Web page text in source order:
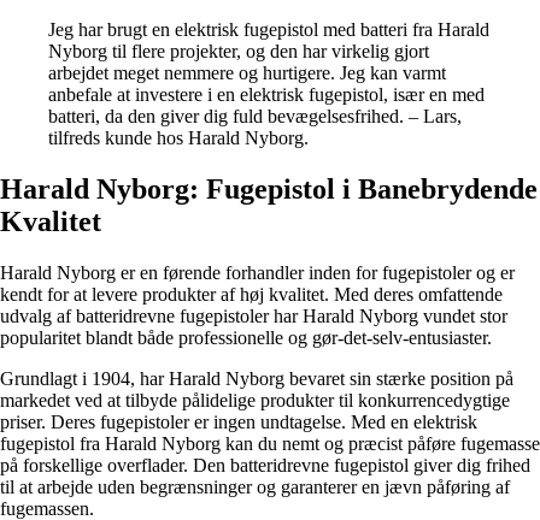
Jeg har brugt en elektrisk fugepistol med batteri fra Harald
Nyborg til flere projekter, og den har virkelig gjort
arbejdet meget nemmere og hurtigere. Jeg kan varmt
anbefale at investere i en elektrisk fugepistol, især en med
batteri, da den giver dig fuld bevægelsesfrihed. – Lars,
tilfreds kunde hos Harald Nyborg.
Harald Nyborg: Fugepistol i Banebrydende
Kvalitet
Harald Nyborg er en førende forhandler inden for fugepistoler og er
kendt for at levere produkter af høj kvalitet. Med deres omfattende
udvalg af batteridrevne fugepistoler har Harald Nyborg vundet stor
popularitet blandt både professionelle og gør-det-selv-entusiaster.
Grundlagt i 1904, har Harald Nyborg bevaret sin stærke position på
markedet ved at tilbyde pålidelige produkter til konkurrencedygtige
priser. Deres fugepistoler er ingen undtagelse. Med en elektrisk
fugepistol fra Harald Nyborg kan du nemt og præcist påføre fugemasse
på forskellige overflader. Den batteridrevne fugepistol giver dig frihed
til at arbejde uden begrænsninger og garanterer en jævn påføring af
fugemassen.